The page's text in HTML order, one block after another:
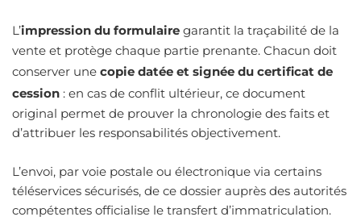
L’impression du formulaire garantit la traçabilité de la
vente et protège chaque partie prenante. Chacun doit
conserver une copie datée et signée du certificat de
cession : en cas de conflit ultérieur, ce document
original permet de prouver la chronologie des faits et
d’attribuer les responsabilités objectivement.
L’envoi, par voie postale ou électronique via certains
téléservices sécurisés, de ce dossier auprès des autorités
compétentes officialise le transfert d’immatriculation.